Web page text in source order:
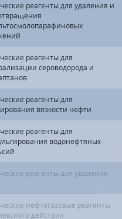
реагенты для удаления и
реагенты для
сероводорода и
реагенты для
вязкости нефти
реагенты для
водонефтяных
реагенты для удаления
нефтегазовые реагенты
действия